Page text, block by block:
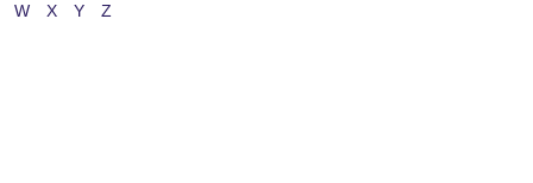
W X Y Z